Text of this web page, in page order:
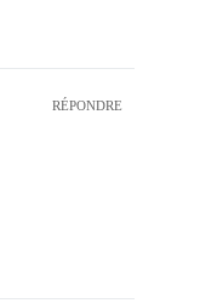
RÉPONDRE